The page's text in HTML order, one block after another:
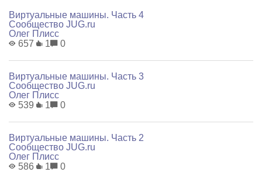
Виртуальные машины. Часть 4
Сообщество JUG.ru
Олег Плисс
657
1 0
Виртуальные машины. Часть 3
Сообщество JUG.ru
Олег Плисс
539
1 0
Виртуальные машины. Часть 2
Сообщество JUG.ru
Олег Плисс
586
1 0